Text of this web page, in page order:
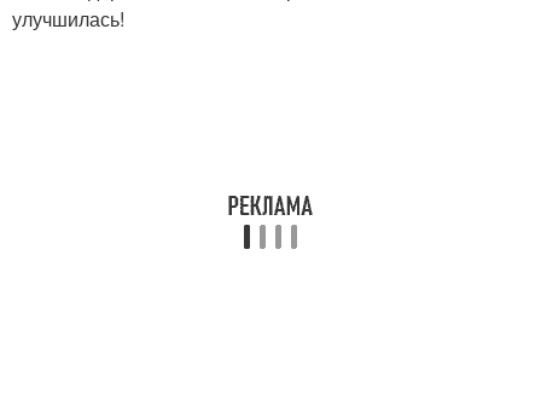
улучшилась!